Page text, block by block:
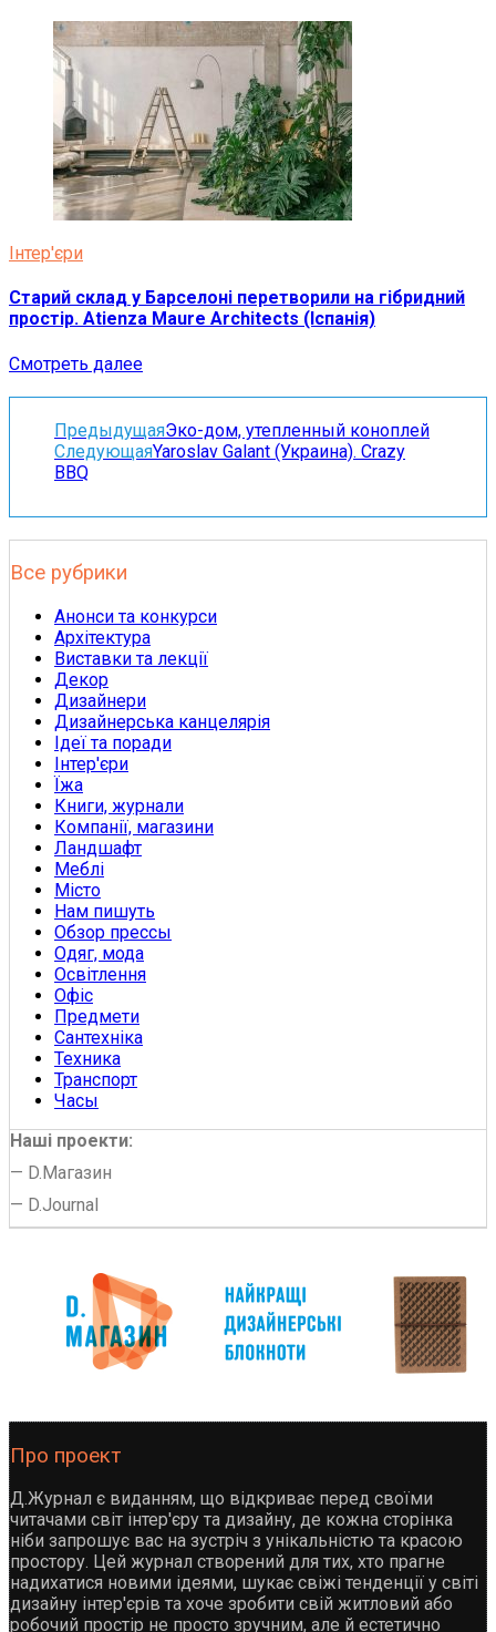
Інтер'єри
Старий склад у Барселоні перетворили на гібридний
простір. Atienza Maure Architects (Іспанія)
Смотреть далее
ПредыдущаяЭко-дом, утепленный коноплей
СледующаяYaroslav Galant (Украина). Crazy
BBQ
Все рубрики
Анонси та конкурси
Архітектура
Виставки та лекції
Декор
Дизайнери
Дизайнерська канцелярія
Ідеї та поради
Інтер'єри
Їжа
Книги, журнали
Компанії, магазини
Ландшафт
Меблі
Місто
Нам пишуть
Обзор прессы
Одяг, мода
Освітлення
Офіс
Предмети
Сантехніка
Техника
Транспорт
Часы
Наші проекти:
— D.Магазин
— D.Journal
Про проект
Д.Журнал є виданням, що відкриває перед своїми
читачами світ інтер'єру та дизайну, де кожна сторінка
ніби запрошує вас на зустріч з унікальністю та красою
простору. Цей журнал створений для тих, хто прагне
надихатися новими ідеями, шукає свіжі тенденції у світі
дизайну інтер'єрів та хоче зробити свій житловий або
робочий простір не просто зручним, але й естетично